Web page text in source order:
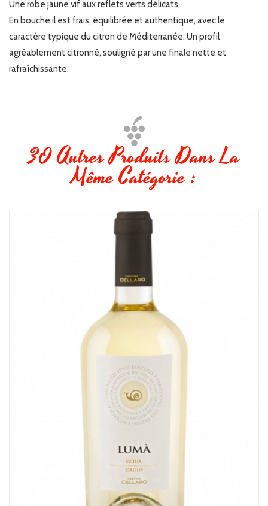
Une robe jaune vif aux reflets verts délicats.
En bouche il est frais, équilibrée et authentique, avec le
caractère typique du citron de Méditerranée. Un profil
agréablement citronné, souligné par une finale nette et
rafraîchissante.
30 Autres Produits Dans La
Même Catégorie :